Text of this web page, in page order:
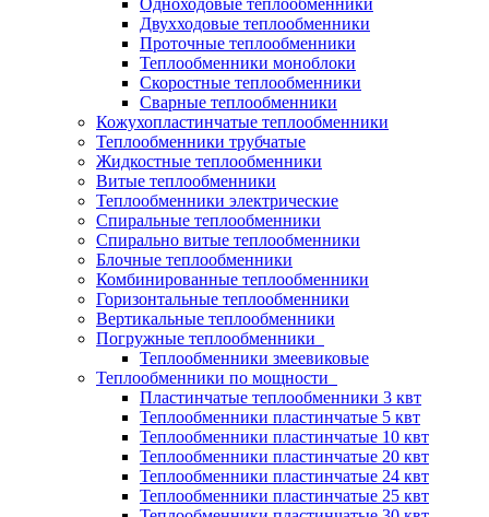
Одноходовые теплообменники
Двухходовые теплообменники
Проточные теплообменники
Теплообменники моноблоки
Скоростные теплообменники
Сварные теплообменники
Кожухопластинчатые теплообменники
Теплообменники трубчатые
Жидкостные теплообменники
Витые теплообменники
Теплообменники электрические
Спиральные теплообменники
Спирально витые теплообменники
Блочные теплообменники
Комбинированные теплообменники
Горизонтальные теплообменники
Вертикальные теплообменники
Погружные теплообменники
Теплообменники змеевиковые
Теплообменники по мощности
Пластинчатые теплообменники 3 квт
Теплообменники пластинчатые 5 квт
Теплообменники пластинчатые 10 квт
Теплообменники пластинчатые 20 квт
Теплообменники пластинчатые 24 квт
Теплообменники пластинчатые 25 квт